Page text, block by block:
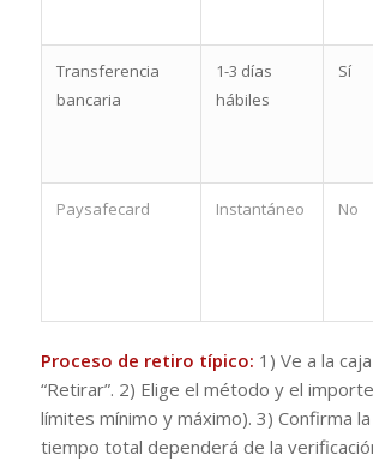
Transferencia
bancaria
1-3 días
hábiles
Sí
Paysafecard Instantáneo No
Proceso de retiro típico: 1) Ve a la
“Retirar”. 2) Elige el método y el
límites mínimo y máximo). 3) Confirma
tiempo total dependerá de la